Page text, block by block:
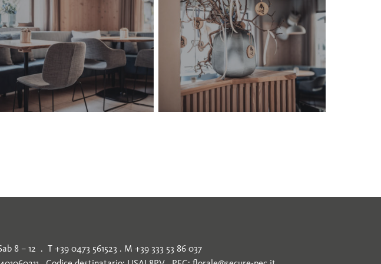
8 – 12 . T +39 0473 561523 . M +39 333 53 86 037